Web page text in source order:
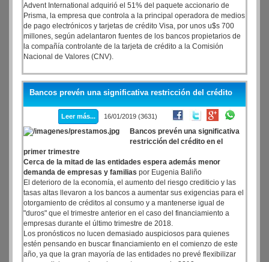
Advent International adquirió el 51% del paquete accionario de
Prisma, la empresa que controla a la principal operadora de medios
de pago electrónicos y tarjetas de crédito Visa, por unos u$s 700
millones, según adelantaron fuentes de los bancos propietarios de
la compañía controlante de la tarjeta de crédito a la Comisión
Nacional de Valores (CNV).
Bancos prevén una significativa restricción del crédito
Leer más... 16/01/2019 (3631)
Bancos prevén una significativa
restricción del crédito en el
primer trimestre
Cerca de la mitad de las entidades espera además menor
demanda de empresas y familias por Eugenia Baliño
El deterioro de la economía, el aumento del riesgo crediticio y las
tasas altas llevaron a los bancos a aumentar sus exigencias para el
otorgamiento de créditos al consumo y a mantenerse igual de
"duros" que el trimestre anterior en el caso del financiamiento a
empresas durante el último trimestre de 2018.
Los pronósticos no lucen demasiado auspiciosos para quienes
estén pensando en buscar financiamiento en el comienzo de este
año, ya que la gran mayoría de las entidades no prevé flexibilizar